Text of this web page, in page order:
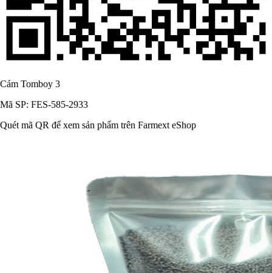
Cám Tomboy 3
Mã SP: FES-585-2933
Quét mã QR để xem sản phẩm trên Farmext eShop